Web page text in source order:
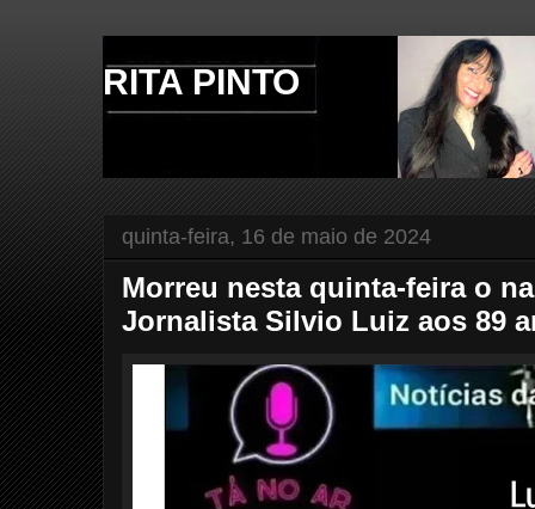
RITA PINTO
quinta-feira, 16 de maio de 2024
Morreu nesta quinta-feira o
Jornalista Silvio Luiz aos 89